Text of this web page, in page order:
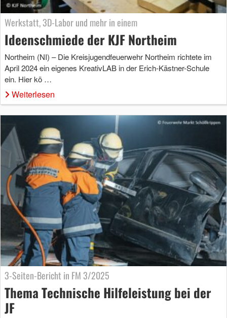
Werkstatt, 3D-Labor und mehr in einem
Ideenschmiede der KJF Northeim
Northeim (NI) – Die Kreisjugendfeuerwehr Northeim richtete im
April 2024 ein eigenes KreativLAB in der Erich-Kästner-Schule
ein. Hier kö …
Weiterlesen
3-Seiten-Bericht in FM 3/2025
Thema Technische Hilfeleistung bei der
JF